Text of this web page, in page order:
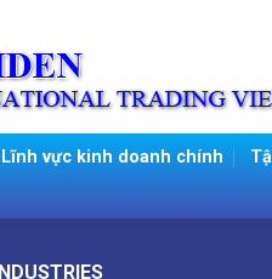
Lĩnh vực kinh doanh chính